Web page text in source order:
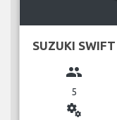
SUZUKI SWIFT
group
5
miscellaneous_services